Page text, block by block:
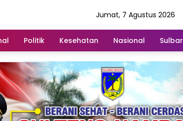
Jumat, 7 Agustus 2026
Politik Kesehatan Nasional Sulbar